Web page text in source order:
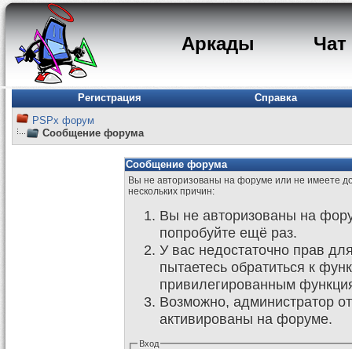
Аркады Чат
Регистрация
Справка
PSPx форум
Сообщение форума
Сообщение форума
Вы не авторизованы на форуме или не имеете
нескольких причин:
Вы не авторизованы на
попробуйте ещё раз.
У вас недостаточно прав
пытаетесь обратиться к
привилегированным
Возможно, администратор
активированы на форуме.
Вход